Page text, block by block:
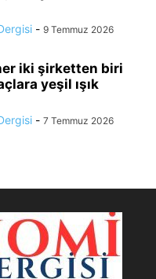
- 9 Temmuz 2026
iki şirketten biri
yeşil ışık
- 7 Temmuz 2026